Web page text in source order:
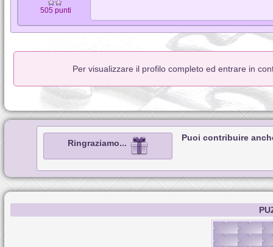
505 punti
Per visualizzare il profilo completo ed entrare in
Ringraziamo...
Puoi contribuire